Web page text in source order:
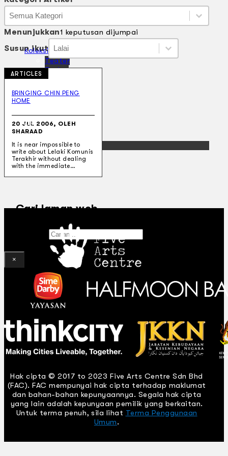
Koleksi Kami
Teater
Tarian
Artikel
Sejarah Lisan
Mengenai Kami
Hubungi Kami
BM
EN
Cari laman web
×
Kategori Artikel
Kategori Artikel
Kategori Artikel
Menunjukkan1 keputusan dijumpai
Susun ikut Susun ikut
Susun ikut
Susun ikut
ARTICLES
BRINGING CHIN PENG
HOME
20 JUL 2006, OLEH
SHARAAD
It is near impossible to
write about Lelaki Komunis
Terakhir without dealing
with the immediate…
Hak cipta © 2017 to 2023 Five Arts Centre Sdn Bhd
(FAC). FAC mempunyai hak cipta terhadap maklumat
dan bahan-bahan kepunyaannya. Segala hak cipta
yang lain adalah kepunyaan pemilik yang berkaitan.
Untuk terma penuh, sila lihat Terma Penggunaan
Umum.